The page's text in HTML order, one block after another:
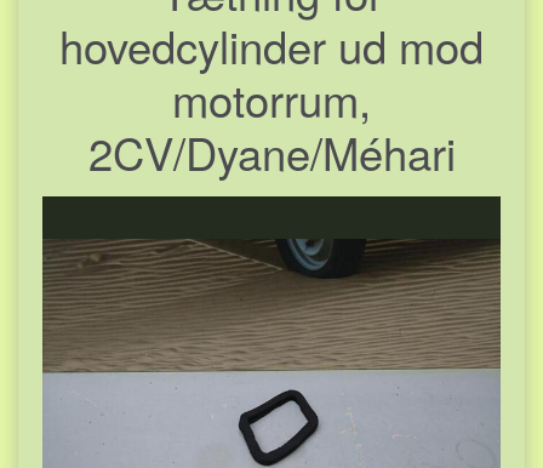
hovedcylinder ud mod
motorrum,
2CV/Dyane/Méhari